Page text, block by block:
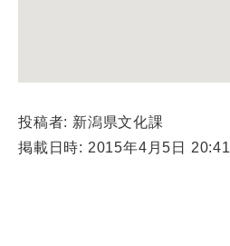
投稿者: 新潟県文化課
掲載日時: 2015年4月5日 20:41